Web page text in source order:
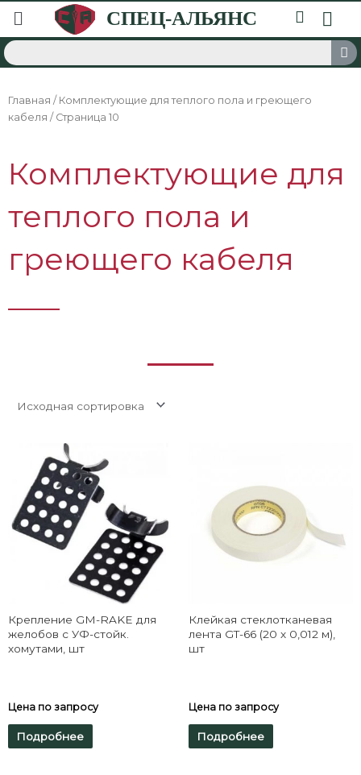
Главная / Комплектующие для теплого пола и греющего
кабеля / Страница 10
Комплектующие для
теплого пола и
греющего кабеля
Крепление GM-RAKE для
желобов с УФ-стойк.
хомутами, шт
Цена по запросу
Подробнее
Клейкая стеклотканевая
лента GT-66 (20 х 0,012 м),
шт
Цена по запросу
Подробнее